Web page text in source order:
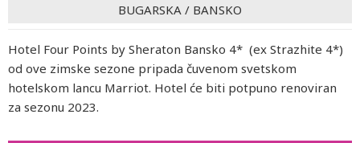
BUGARSKA / BANSKO
Hotel Four Points by Sheraton Bansko 4* (ex Strazhite 4*)
od ove zimske sezone pripada čuvenom svetskom
hotelskom lancu Marriot. Hotel će biti potpuno renoviran
za sezonu 2023.